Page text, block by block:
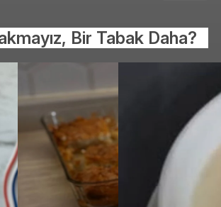
Bir Tabak Daha?